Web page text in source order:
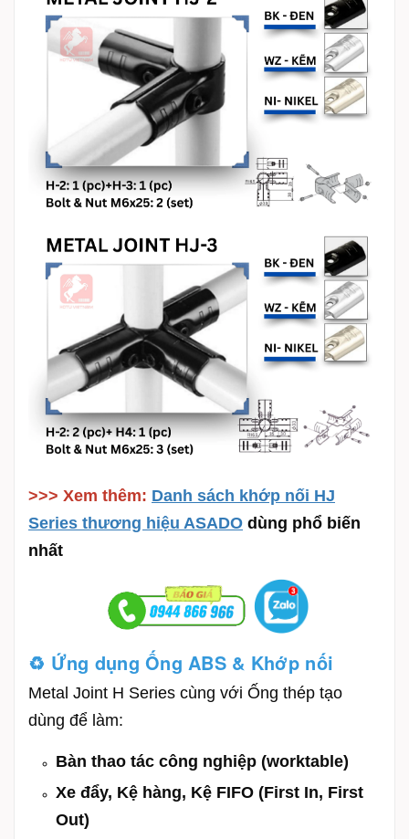
>>> Xem thêm: Danh sách khớp nối HJ
Series thương hiệu ASADO dùng phổ biến
nhất
♻️ Ứng dụng Ống ABS & Khớp nối
Metal Joint H Series cùng với Ống thép tạo
dùng để làm:
Bàn thao tác công nghiệp (worktable)
Xe đẩy, Kệ hàng, Kệ FIFO (First In, First
Out)